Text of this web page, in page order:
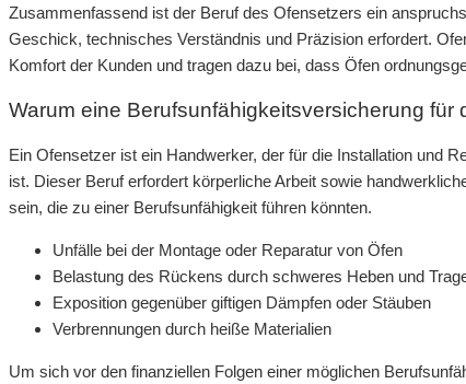
Zusammenfassend ist der Beruf des Ofensetzers ein
Geschick, technisches Verständnis und Präzision erfordert.
Komfort der Kunden und tragen dazu bei, dass Öfen
Warum eine Berufsunfähigkeitsversicherung
Ein Ofensetzer ist ein Handwerker, der für die Installation und
ist. Dieser Beruf erfordert körperliche Arbeit sowie
sein, die zu einer Berufsunfähigkeit führen könnten.
Unfälle bei der Montage oder Reparatur von Öfen
Belastung des Rückens durch schweres Heben und
Exposition gegenüber giftigen Dämpfen oder Stäuben
Verbrennungen durch heiße Materialien
Um sich vor den finanziellen Folgen einer möglichen